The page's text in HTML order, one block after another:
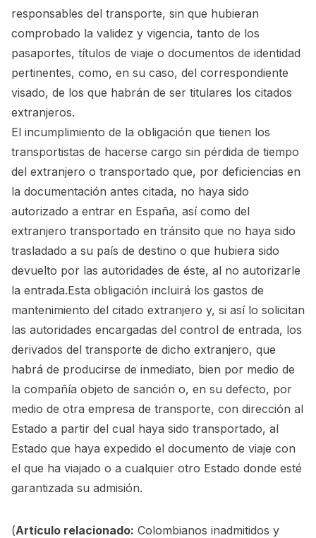
responsables del transporte, sin que hubieran
comprobado la validez y vigencia, tanto de los
pasaportes, títulos de viaje o documentos de identidad
pertinentes, como, en su caso, del correspondiente
visado, de los que habrán de ser titulares los citados
extranjeros.
El incumplimiento de la obligación que tienen los
transportistas de hacerse cargo sin pérdida de tiempo
del extranjero o transportado que, por deficiencias en
la documentación antes citada, no haya sido
autorizado a entrar en España, así como del
extranjero transportado en tránsito que no haya sido
trasladado a su país de destino o que hubiera sido
devuelto por las autoridades de éste, al no autorizarle
la entrada.Esta obligación incluirá los gastos de
mantenimiento del citado extranjero y, si así lo solicitan
las autoridades encargadas del control de entrada, los
derivados del transporte de dicho extranjero, que
habrá de producirse de inmediato, bien por medio de
la compañía objeto de sanción o, en su defecto, por
medio de otra empresa de transporte, con dirección al
Estado a partir del cual haya sido transportado, al
Estado que haya expedido el documento de viaje con
el que ha viajado o a cualquier otro Estado donde esté
garantizada su admisión.
(Artículo relacionado: Colombianos inadmitidos y